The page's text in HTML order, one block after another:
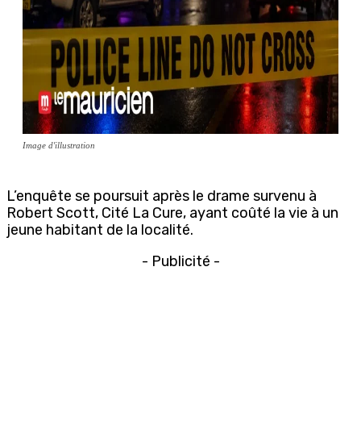
Image d'illustration
L’enquête se poursuit après le drame survenu à
Robert Scott, Cité La Cure, ayant coûté la vie à un
jeune habitant de la localité.
- Publicité -